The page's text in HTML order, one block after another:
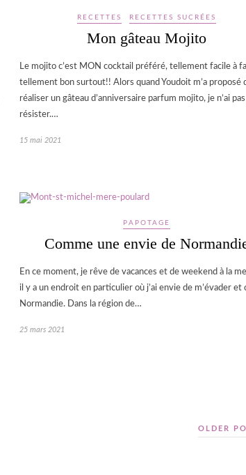
RECETTES RECETTES SUCRÉES
Mon gâteau Mojito
Le mojito c’est MON cocktail préféré, tellement facile à
tellement bon surtout!! Alors quand Youdoit m’a proposé
réaliser un gâteau d’anniversaire parfum mojito, je n’ai
résister.…
15 mai 2021
PAPOTAGE
Comme une envie de
En ce moment, je rêve de vacances et de weekend à la
il y a un endroit en particulier où j’ai envie de m’évader et
Normandie. Dans la région de…
25 mars 2021
OLDER